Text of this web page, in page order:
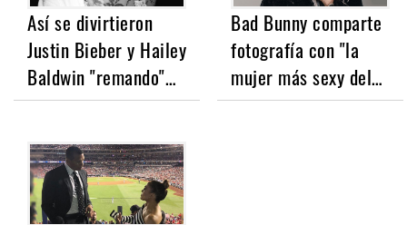
Así se divirtieron
Justin Bieber y Hailey
Baldwin "remando"…
Bad Bunny comparte
fotografía con "la
mujer más sexy del…